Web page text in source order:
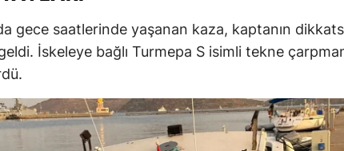
Diyarbakır
Elazığ
Erzincan
gece saatlerinde yaşanan kaza, kaptanın
İskeleye bağlı Turmepa S isimli tekne